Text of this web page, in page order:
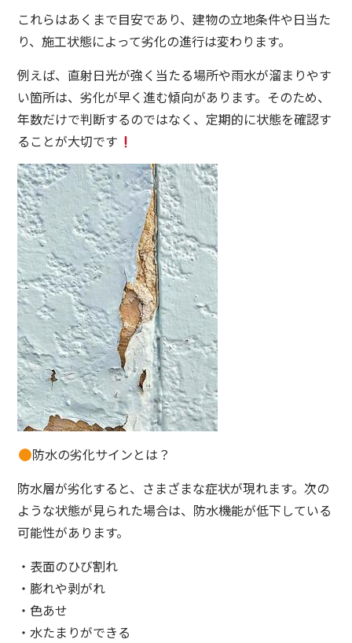
これらはあくまで目安であり、建物の立地条件や日当た
り、施工状態によって劣化の進行は変わります。
例えば、直射日光が強く当たる場所や雨水が溜まりやす
い箇所は、劣化が早く進む傾向があります。そのため、
年数だけで判断するのではなく、定期的に状態を確認す
ることが大切です
防水の劣化サインとは？
防水層が劣化すると、さまざまな症状が現れます。次の
ような状態が見られた場合は、防水機能が低下している
可能性があります。
・表面のひび割れ
・膨れや剥がれ
・色あせ
・水たまりができる